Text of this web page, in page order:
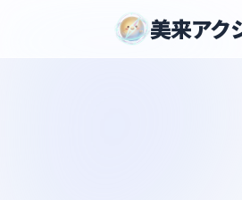
美来アク